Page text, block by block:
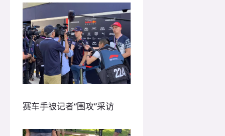
赛车手被记者“围攻”采访